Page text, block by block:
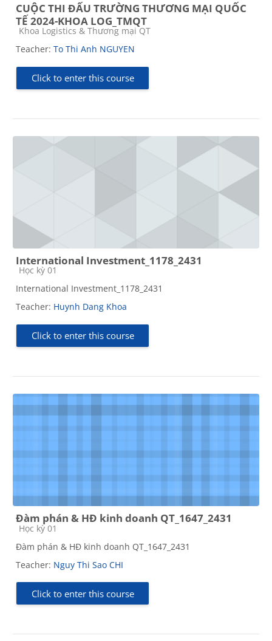
CUỘC THI ĐẤU TRƯỜNG THƯƠNG MẠI QUỐC
TẾ 2024-KHOA LOG_TMQT
Course category
Khoa Logistics & Thương mại QT
Teacher: To Thi Anh NGUYEN
Click to enter this course
International Investment_1178_2431
Course category
Học kỳ 01
International Investment_1178_2431
Teacher: Huynh Dang Khoa
Click to enter this course
Đàm phán & HĐ kinh doanh QT_1647_2431
Course category
Học kỳ 01
Đàm phán & HĐ kinh doanh QT_1647_2431
Teacher: Nguy Thi Sao CHI
Click to enter this course